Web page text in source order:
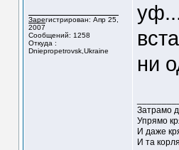
Зарегистрирован: Апр 25,
2007
Сообщений: 1258
Откуда :
Dniepropetrovsk,Ukraine
ни
Затрамо
Упрямо
И даже
И та